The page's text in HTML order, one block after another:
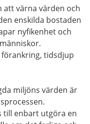
värna värden och
enskilda bostaden
nyfikenhet och
tidsdjup
miljöns värden är
till enbart utgöra en